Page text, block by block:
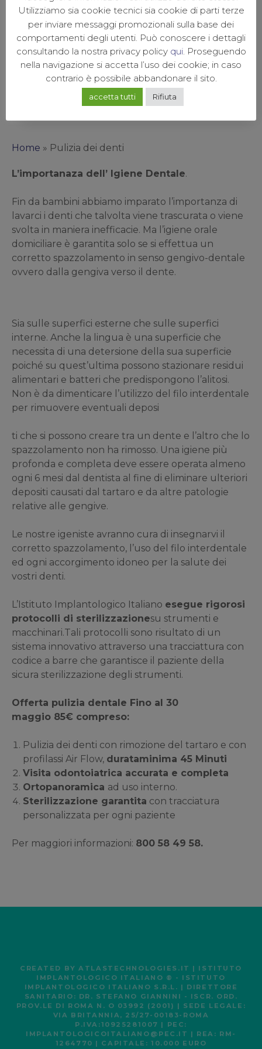
Scopri di più
Home » Pulizia dei denti
L’importanaza dell’ Igiene Dentale.
Fin da bambini abbiamo imparato l’importanza di
lavarci i denti che talvolta viene trascurata o viene
svolta in maniera inefficacie. Ma l’igiene orale
domiciliare è garantita solo se si effettua un
corretto spazzolamento in senso gengivo-dentale
ovvero dalla gengiva verso il dente.
Sia sulle superfici esterne che sulle superfici
interne. Anche la lingua è una superficie che
necessita di una detersione della sua superficie
poiché su quest’ultima possono stazionare residui
alimentari e batteri che predispongono l’alitosi.
Non è da dimenticare l’utilizzo del filo interdentale
per rimuovere eventuali deposi
ti che si possono creare tra un dente e l’altro che lo
spazzolamento non ha rimosso. Una igiene più
profonda e completa deve essere operata almeno
ogni 6 mesi dal dentista al fine di eliminare ulteriori
depositi causati dal tartaro e da altre patologie
relative alle gengive.
Le nostre igeniste avranno cura di insegnarvi il
corretto spazzolamento, l’uso del filo interdentale
ed ogni accorgimento idoneo per la salute dei
vostri denti.
L’Istituto Implantologico Italiano esegue rigorosi
protocolli di sterilizzazionesu strumenti e
macchinari.Tali protocolli sono risultato di un
sistema innovativo attraverso una tracciattura con
codice a barre che garantisce il paziente della
sicura sterilizzazione degli strumenti.
Offerta pulizia dentale Fino al 30
maggio 85€ compreso:
Pulizia dei denti con rimozione del tartaro e con
profilassi Air Flow, durataminima 45 Minuti
Visita odontoiatrica accurata e completa
Ortopanoramica ad uso interno.
Sterilizzazione garantita con tracciatura
personalizzata per ogni paziente
Per maggiori informazioni: 800 58 49 58.
CREATED BYATLASTECHNOLOGIES.IT | ISTITUTO
IMPLANTOLOGICO ITALIANO ® - ISTITUTO
IMPLANTOLOGICO ITALIANO S.R.L. | DIRETTORE
SANITARIO: DR. STEFANO GIANNINI - ISCR. ORD.
PROV.LE DI ROMA N. O 03992 (2001) | SEDE LEGALE:
VIA BRITANNIA, 25/27-00183-ROMA
P.IVA:10925281007 | PEC:
IMPLANTOLOGICOITALIANO@PEC.IT | REA: RM-
1264770 | CAPITALE: 10.000 EURO
Utilizziamo sia cookie tecnici sia cookie di parti terze
per inviare messaggi promozionali sulla base dei
comportamenti degli utenti. Può conoscere i dettagli
consultando la nostra privacy policy qui. Proseguendo
nella navigazione si accetta l’uso dei cookie; in caso
contrario è possibile abbandonare il sito.
accetta tutti Rifiuta